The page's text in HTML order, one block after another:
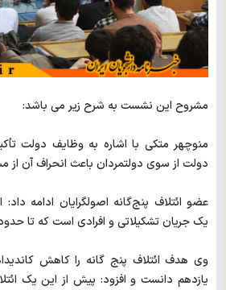
مشروح این نشست به شرح زیر می باشد:
منوچهر متکی با اشاره به وظایف دولت
دولت از سوی دولتمردان باعث انحراف آن از
عضو ائتلاف پنج‌گانه اصولگرایان ادامه
یک جریان تشکیلاتی و افرادی است که تا
وی هدف ائتلاف پنج گانه را کاهش